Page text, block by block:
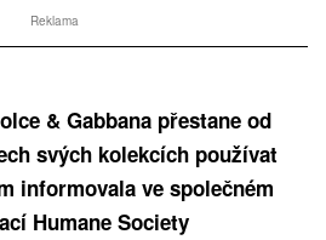
Reklama
& Gabbana přestane od
svých kolekcích používat
informovala ve společném
Humane Society